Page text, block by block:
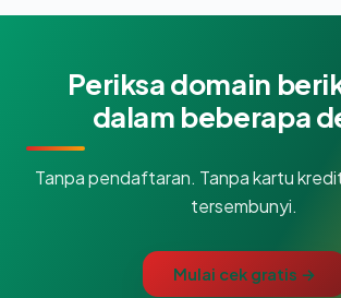
Periksa domain
dalam beberapa
Tanpa pendaftaran. Tanpa kartu
tersembunyi.
Mulai cek gratis →